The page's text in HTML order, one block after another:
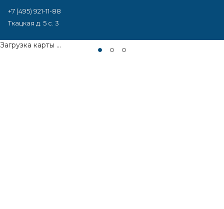
+7 (495) 921-11-88
Ткацкая д. 5 с. 3
Загрузка карты ...